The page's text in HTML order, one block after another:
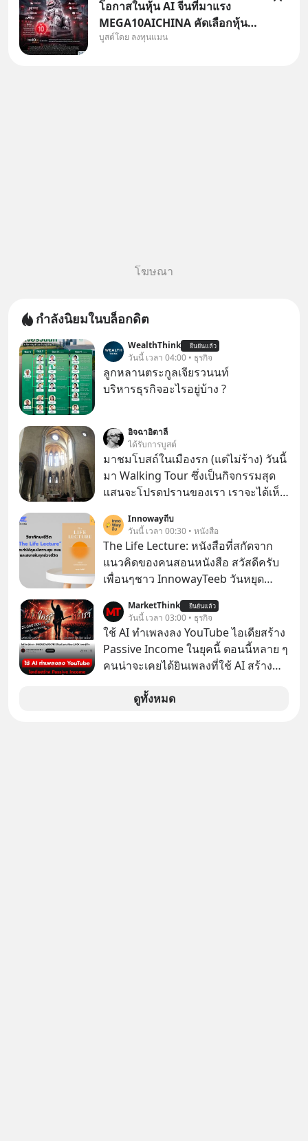
โอกาสในหุ้น AI จีนที่มาแรง
MEGA10AICHINA คัดเลือกหุ้น
ใหม่ 9 ตัว เข้ากองทุน.. ครอบคลุม
บูสต์โดย ลงทุนแมน
โฆษณา
กำลังนิยมในบล็อกดิต
WealthThink ยืนยันแล้ว
วันนี้ เวลา 04:00 • ธุรกิจ
ลูกหลานตระกูลเจียรวนนท์
บริหารธุรกิจอะไรอยู่บ้าง ?
อิจฉาอิตาลี
ได้รับการบูสต์
มาชมโบสถ์ในเมืองรก (แต่ไม่ร้าง) วันนี้
มา Walking Tour ซึ่งเป็นกิจกรรมสุด
แสนจะโปรดปรานของเรา เราจะได้เห็น
Innowayถีบ
วันนี้ เวลา 00:30 • หนังสือ
The Life Lecture: หนังสือที่สกัดจาก
แนวคิดของคนสอนหนังสือ สวัสดีครับ
เพื่อนๆชาว InnowayTeeb วันหยุด
สนใจจบแล้วเกิดคำถามว่า
MarketThink ยืนยันแล้ว
วันนี้ เวลา 03:00 • ธุรกิจ
ใช้ AI ทำเพลงลง YouTube ไอเดียสร้าง
Passive Income ในยุคนี้ ตอนนี้หลาย ๆ
คนน่าจะเคยได้ยินเพลงที่ใช้ AI สร้าง
รู้ตัวเรา” จากช่องชื่อว่า UNHEARD
ดูทั้งหมด